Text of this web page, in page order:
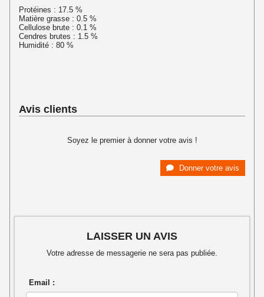
Protéines : 17.5 %
Matière grasse : 0.5 %
Cellulose brute : 0.1 %
Cendres brutes : 1.5 %
Humidité : 80 %
Avis clients
Soyez le premier à donner votre avis !
Donner votre avis
LAISSER UN AVIS
Votre adresse de messagerie ne sera pas publiée.
Email :